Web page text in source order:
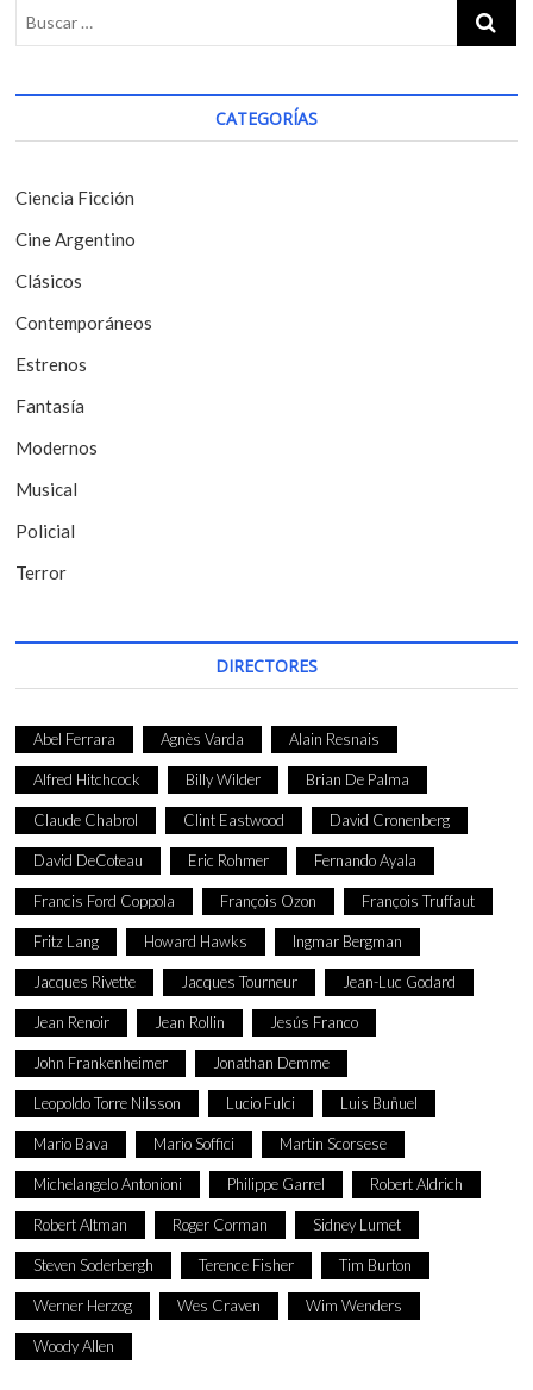
a
i
ó
n
e
e
n
t
r
a
d
a
s
p
s
:
:
CATEGORÍAS
Ciencia Ficción
Cine Argentino
Clásicos
Contemporáneos
Estrenos
Fantasía
Modernos
Musical
Policial
Terror
DIRECTORES
Abel Ferrara Agnès Varda Alain Resnais
Alfred Hitchcock Billy Wilder Brian De Palma
Claude Chabrol Clint Eastwood David Cronenberg
David DeCoteau Eric Rohmer Fernando Ayala
Francis Ford Coppola François Ozon François Truffaut
Fritz Lang Howard Hawks Ingmar Bergman
Jacques Rivette Jacques Tourneur Jean-Luc Godard
Jean Renoir Jean Rollin Jesús Franco
John Frankenheimer Jonathan Demme
Leopoldo Torre Nilsson Lucio Fulci Luis Buñuel
Mario Bava Mario Soffici Martin Scorsese
Michelangelo Antonioni Philippe Garrel Robert Aldrich
Robert Altman Roger Corman Sidney Lumet
Steven Soderbergh Terence Fisher Tim Burton
Werner Herzog Wes Craven Wim Wenders
Woody Allen